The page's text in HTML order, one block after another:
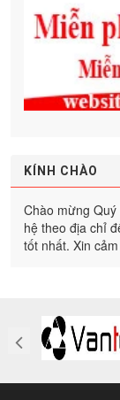
KÍNH CHÀO
Chào mừng
hệ theo địa chỉ
tốt nhất. Xin